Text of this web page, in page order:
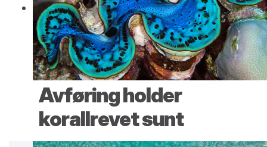
Avføring holder
korallrevet sunt